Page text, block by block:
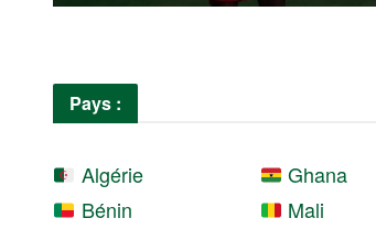
Pays :
Algérie
Bénin
Ghana
Mali